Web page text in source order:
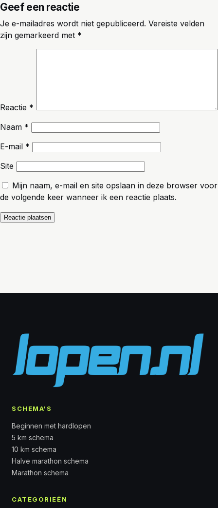
Geef een reactie
Je e-mailadres wordt niet gepubliceerd. Vereiste velden
zijn gemarkeerd met *
Reactie *
Naam *
E-mail *
Site
Mijn naam, e-mail en site opslaan in deze browser voor
de volgende keer wanneer ik een reactie plaats.
SCHEMA'S
Beginnen met hardlopen
5 km schema
10 km schema
Halve marathon schema
Marathon schema
CATEGORIEËN